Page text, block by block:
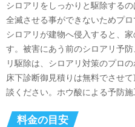
シロアリをしっかりと駆除する
全滅させる事ができないためプロ
シロアリが建物へ侵入すると、
す。被害にあう前のシロアリ予
リ駆除は、シロアリ対策のプロ
床下診断御見積りは無料でさせ
談ください。ホウ酸による予防施
料金の目安